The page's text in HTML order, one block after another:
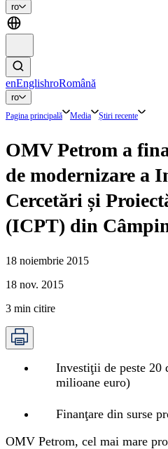
ro
enEnglishroRomână
ro
Pagina principală Media Știri recente
OMV Petrom a
de modernizare a
Cercetări și
(ICPT) din
18 noiembrie 2015
18 nov. 2015
3 min citire
Investiţii de peste 20
milioane euro)
Finanţare din surse
OMV Petrom, cel mai mare